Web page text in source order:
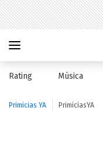
Rating Música
Primicias YA PrimiciasYA